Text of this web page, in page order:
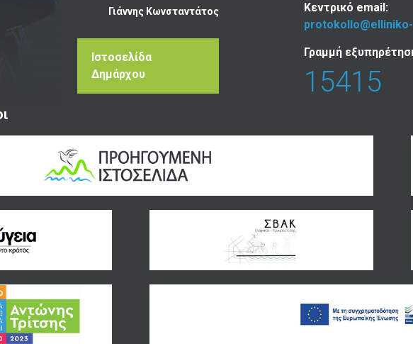
Γιάννης Κωνσταντάτος
Ιστοσελίδα
Δημάρχου
Κεντρικό email:
Γραμμή
15415